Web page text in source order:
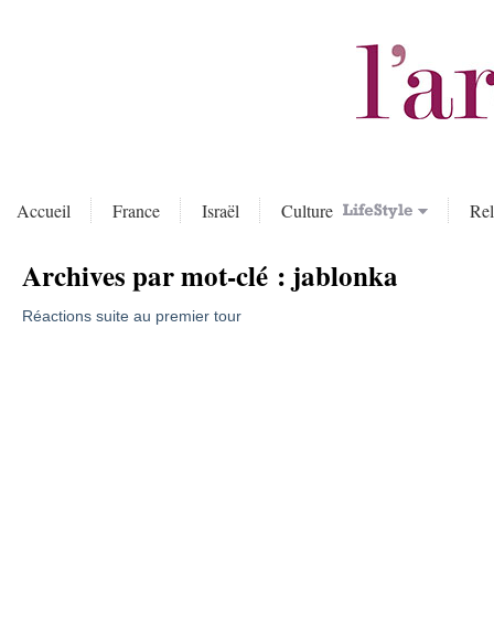
Accueil France Israël Culture
Archives par mot-clé : jablonka
Réactions suite au premier tour